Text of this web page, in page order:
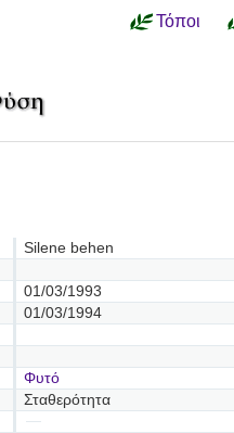
Τόποι
Silene behen
01/03/1993
01/03/1994
Φυτό
Σταθερότητα